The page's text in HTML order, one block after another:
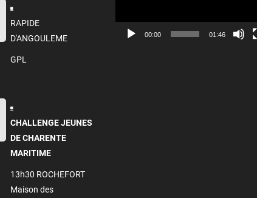
RAPIDE
D'ANGOULEME
GPL
CHALLENGE JEUNES
DE CHARENTE
MARITIME
13h30 ROCHEFORT
Maison des
00:00 01:46